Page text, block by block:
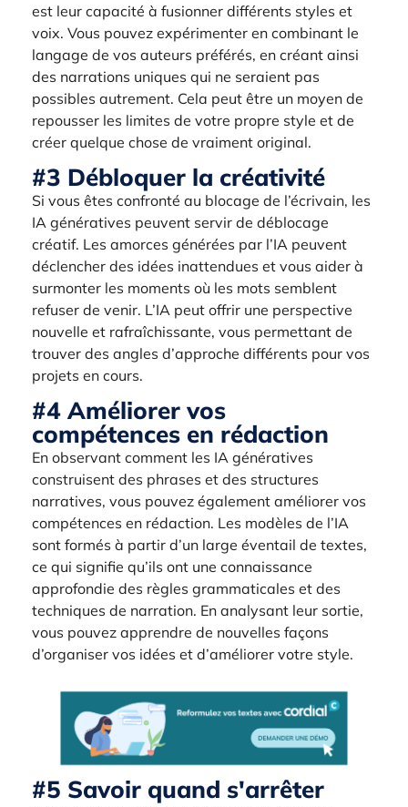
est leur capacité à fusionner différents styles et
voix. Vous pouvez expérimenter en combinant le
langage de vos auteurs préférés, en créant ainsi
des narrations uniques qui ne seraient pas
possibles autrement. Cela peut être un moyen de
repousser les limites de votre propre style et de
créer quelque chose de vraiment original.
#3 Débloquer la créativité
Si vous êtes confronté au blocage de l’écrivain, les
IA génératives peuvent servir de déblocage
créatif. Les amorces générées par l’IA peuvent
déclencher des idées inattendues et vous aider à
surmonter les moments où les mots semblent
refuser de venir. L’IA peut offrir une perspective
nouvelle et rafraîchissante, vous permettant de
trouver des angles d’approche différents pour vos
projets en cours.
#4 Améliorer vos
compétences en rédaction
En observant comment les IA génératives
construisent des phrases et des structures
narratives, vous pouvez également améliorer vos
compétences en rédaction. Les modèles de l’IA
sont formés à partir d’un large éventail de textes,
ce qui signifie qu’ils ont une connaissance
approfondie des règles grammaticales et des
techniques de narration. En analysant leur sortie,
vous pouvez apprendre de nouvelles façons
d’organiser vos idées et d’améliorer votre style.
#5 Savoir quand s'arrêter